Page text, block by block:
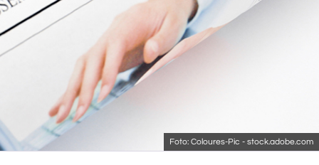
Foto: Coloures-Pic - stock.adobe.com